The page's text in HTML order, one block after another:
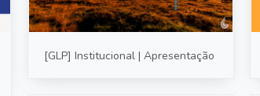
[GLP] Institucional | Apresentação